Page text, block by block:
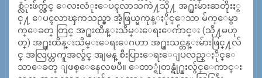
စ္လံုးဖ်က္လွ်င္ ေလးလံုးေပၚလာသကဲ႔သို႔ အ႐ူးမ်ားဆတိုးႏွ
င္႔ ေပၚလာၾကသည္မွာ အံ့ဖြယ္မကုန္ႏိုင္ေသာ မ်က္ေမွာ
က္ေခတ္ တြင္ အ႐ူးထိန္းသိမ္းေရးေက်ာင္း (သို႔မဟု
တ္) အ႐ူးထိန္းသိမ္းေရးေဂဟာ အ႐ူးသင္တန္းမ်ားဖြင္႔လ်
င္ အလြယ္တကူအလွ်င္ အျမန္ စီးပြားေရးေျပလည္ႏိုင္ေ
သာေခတ္ ျဖစ္ေနေလၿပီ။ ေတာ္ရုံတန္ရုံ႐ူးလွ်င္ေကာင္း